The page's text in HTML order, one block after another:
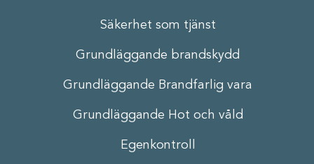
Säkerhet som tjänst
Grundläggande brandskydd
Grundläggande Brandfarlig vara
Grundläggande Hot och våld
Egenkontroll